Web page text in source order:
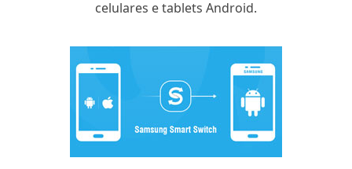
celulares e tablets Android.